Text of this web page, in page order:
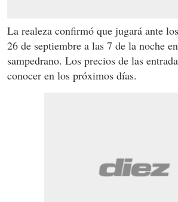
La realeza confirmó que jugará ante
26 de septiembre a las 7 de la noche
sampedrano. Los precios de las
conocer en los próximos días.